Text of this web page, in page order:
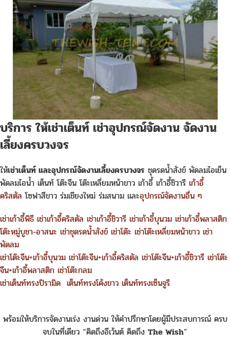
บริการ ให้เช่าเต็นท์ เช่าอุปกรณ์จัดงาน จัดงาน
เลี้ยงครบวงจร
ให้เช่าเต็นท์ และอุปกรณ์จัดงานเลี้ยงครบวงจร ชุดรดน้ำสังข์ พัดลมไอเย็น
พัดลมไอน้ำ เต็นท์ โต๊ะจีน โต๊ะเหลี่ยมหน้าขาว เก้าอี้ เก้าอี้ชิวารี เก้าอี้
คริสตัล โซฟาสีขาว ร่มเชียงใหม่ ร่มสนาม และอุปกรณ์จัดงานอื่น ๆ
เช่าเก้าอี้พิธี เช่าเก้าอี้คริสตัล เช่าเก้าอี้ชิวารี เช่าเก้าอี้บุนวม เช่าเก้าอี้พลาสติก
โต๊ะหมู่บูชา-อาสนะ เช่าชุดรดน้ำสังข์ เช่าโต๊ะ เช่าโต๊ะเหลี่ยมหน้าขาว เช่า
พัดลม
เช่าโต๊ะจีน+เก้าอี้บุนวม เช่าโต๊ะจีน+เก้าอี้คริสตัล เช่าโต๊ะจีน+เก้าอี้ชิวารี เช่าโต๊ะ
จีน+เก้าอี้พลาสติก เช่าโต๊ะกลม
เช่าเต็นท์ทรงปิรามิด เต็นท์ทรงโค้งขาว เต็นท์ทรงเซ็นจูรี
พร้อมให้บริการจัดงานเร่ง งานด่วน ให้คำปรึกษาโดยผู้มีประสบการณ์ ครบ
จบในที่เดียว “คิดถึงอีเว้นต์ คิดถึง The Wish”